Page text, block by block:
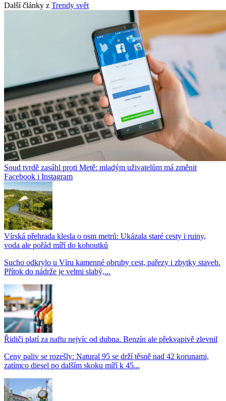
Další články z Trendy svět
Soud tvrdě zasáhl proti Metě: mladým uživatelům má změnit
Facebook i Instagram
Vírská přehrada klesla o osm metrů: Ukázala staré cesty i ruiny,
voda ale pořád míří do kohoutků
Sucho odkrylo u Víru kamenné obruby cest, pařezy i zbytky staveb.
Přítok do nádrže je velmi slabý,...
Řidiči platí za naftu nejvíc od dubna. Benzín ale překvapivě zlevnil
Ceny paliv se rozešly: Natural 95 se drží těsně nad 42 korunami,
zatímco diesel po dalším skoku míří k 45...